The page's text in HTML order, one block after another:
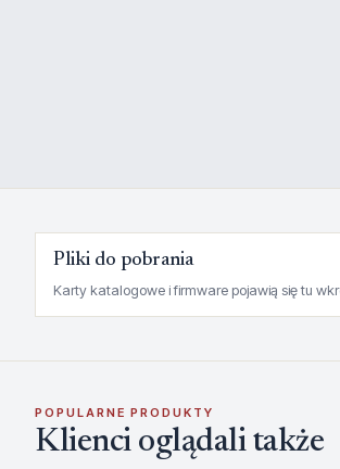
Pliki do pobrania
Karty katalogowe i firmware pojawią się tu
POPULARNE PRODUKTY
Klienci oglądali także